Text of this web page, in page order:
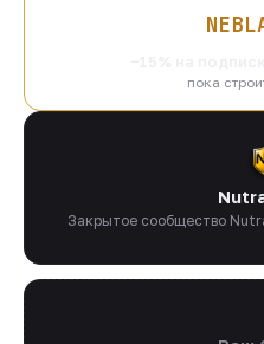
пока
Закрытое сообщество